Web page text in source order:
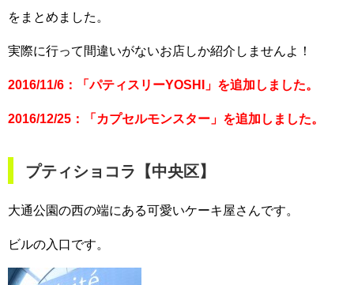
をまとめました。
実際に行って間違いがないお店しか紹介しませんよ！
2016/11/6：「パティスリーYOSHI」を追加しました。
2016/12/25：「カプセルモンスター」を追加しました。
プティショコラ【中央区】
大通公園の西の端にある可愛いケーキ屋さんです。
ビルの入口です。